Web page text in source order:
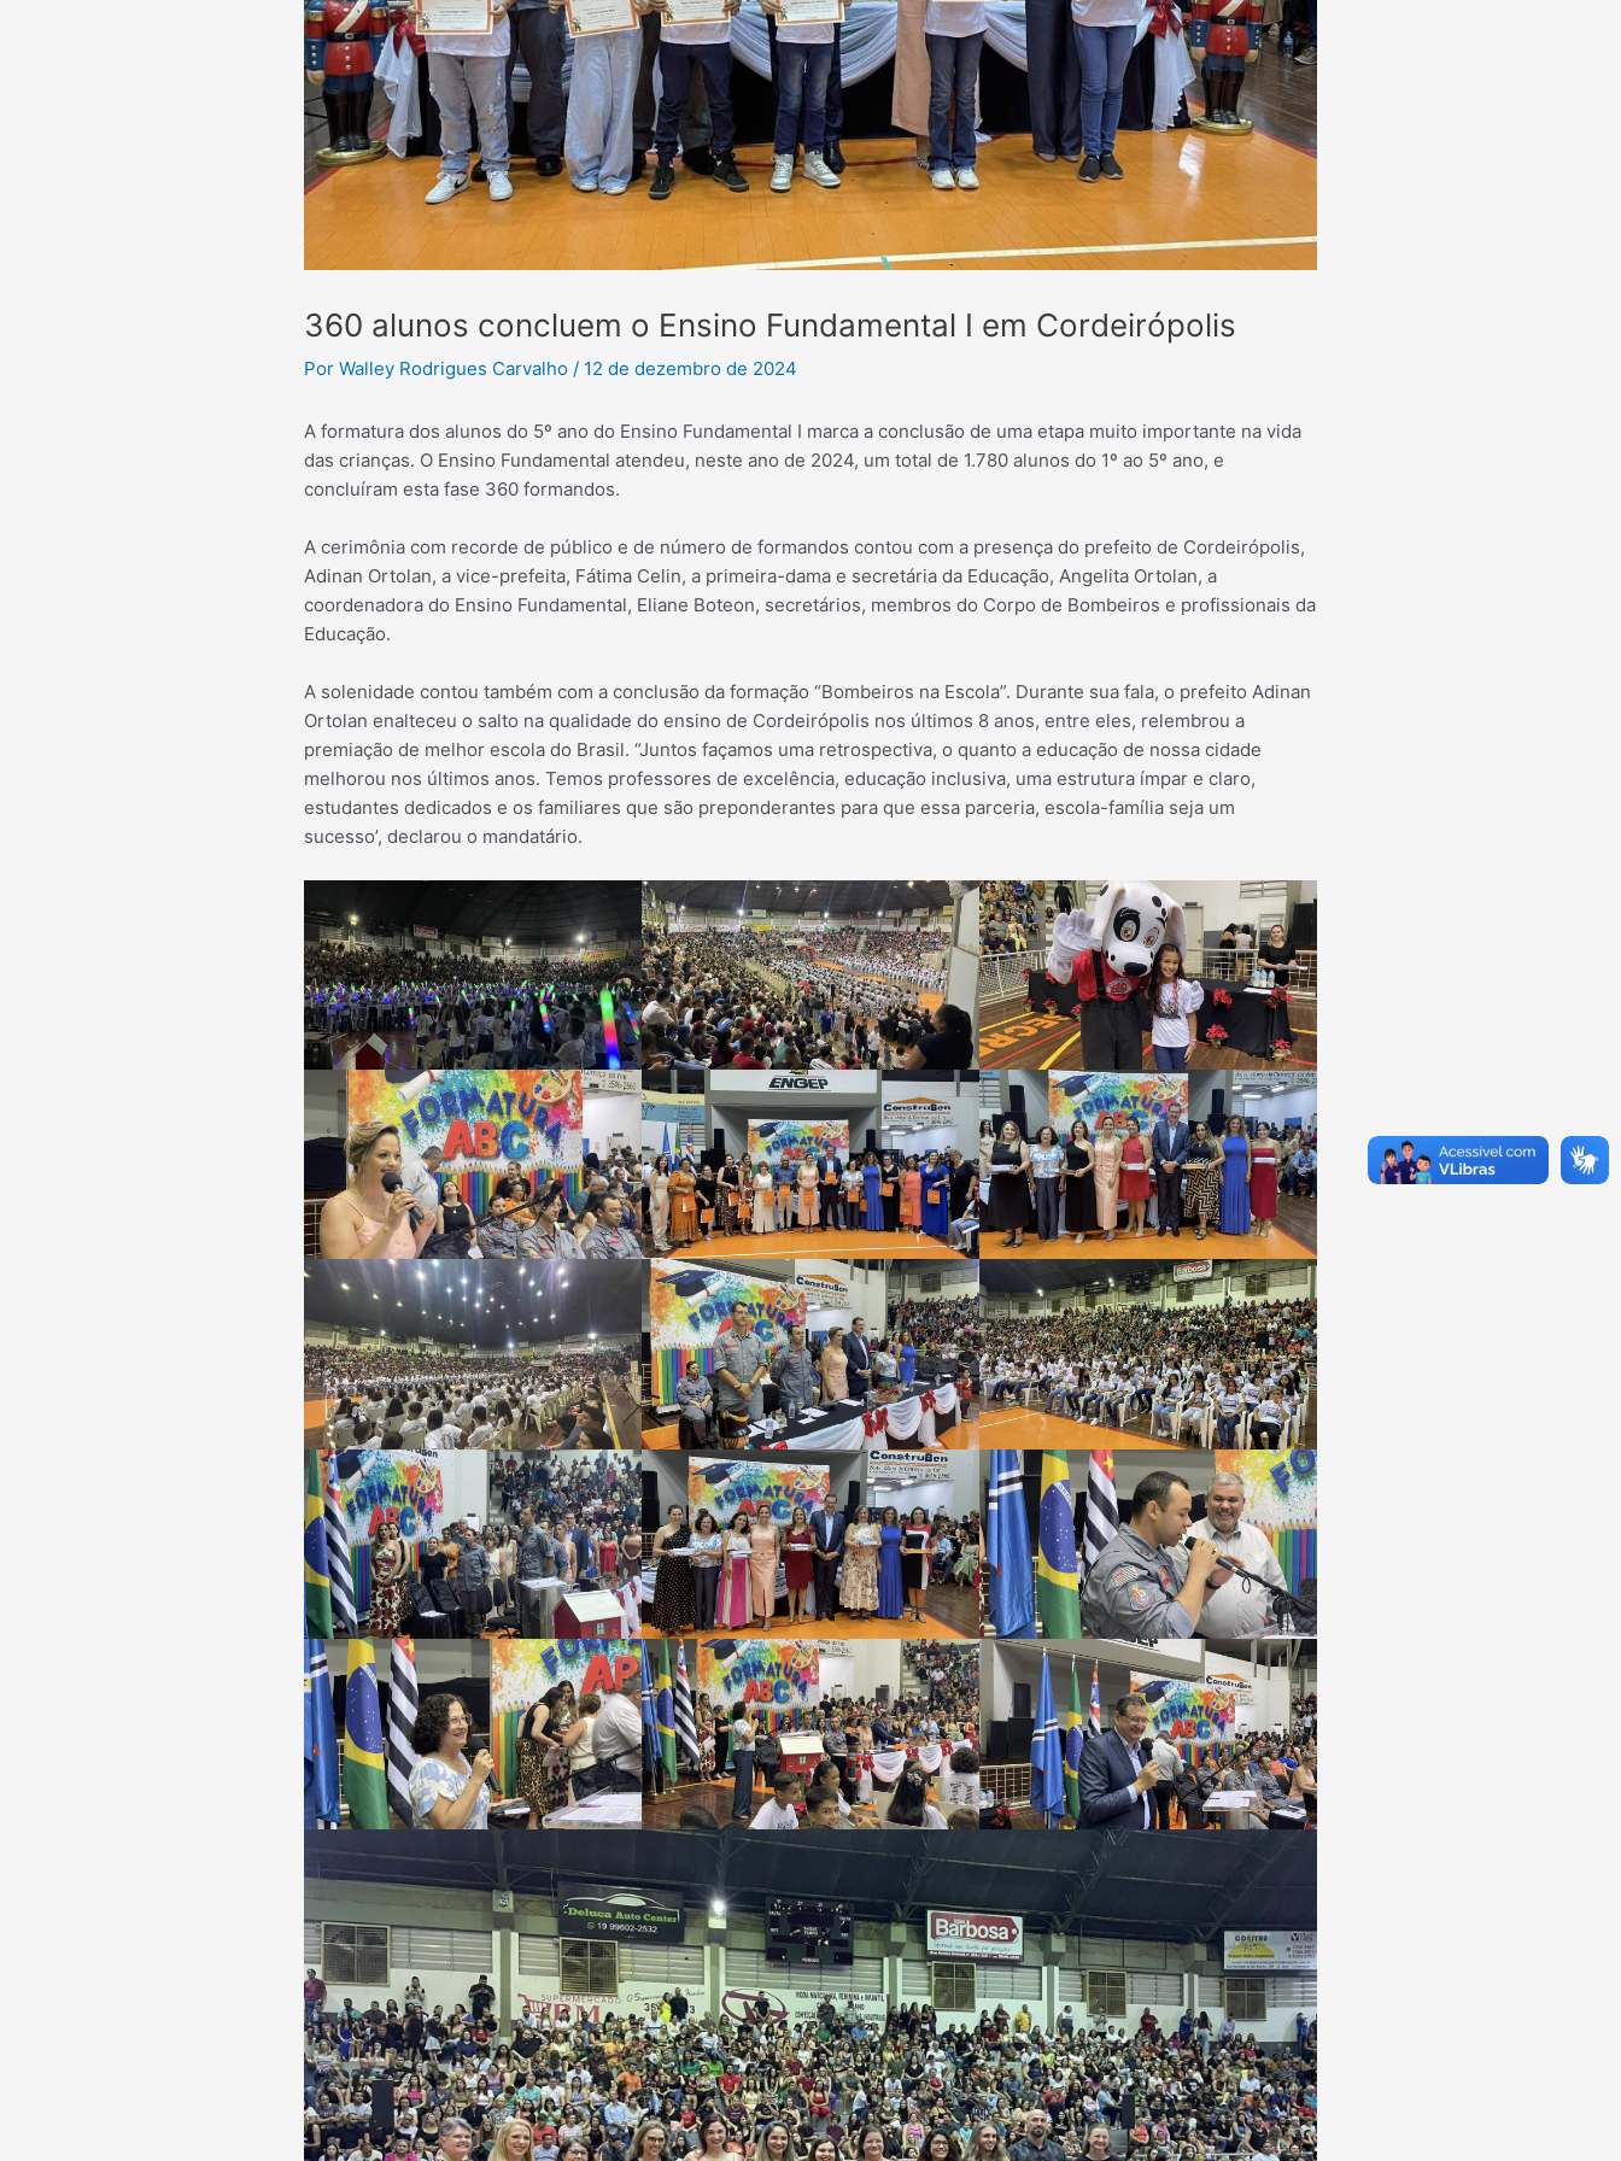
360 alunos concluem o Ensino Fundamental I em Cordeirópolis
Por Walley Rodrigues Carvalho / 12 de dezembro de 2024
A formatura dos alunos do 5º ano do Ensino Fundamental I marca a conclusão de uma etapa muito importante na vida
das crianças. O Ensino Fundamental atendeu, neste ano de 2024, um total de 1.780 alunos do 1º ao 5º ano, e
concluíram esta fase 360 formandos.
A cerimônia com recorde de público e de número de formandos contou com a presença do prefeito de Cordeirópolis,
Adinan Ortolan, a vice-prefeita, Fátima Celin, a primeira-dama e secretária da Educação, Angelita Ortolan, a
coordenadora do Ensino Fundamental, Eliane Boteon, secretários, membros do Corpo de Bombeiros e profissionais da
Educação.
A solenidade contou também com a conclusão da formação “Bombeiros na Escola”. Durante sua fala, o prefeito Adinan
Ortolan enalteceu o salto na qualidade do ensino de Cordeirópolis nos últimos 8 anos, entre eles, relembrou a
premiação de melhor escola do Brasil. “Juntos façamos uma retrospectiva, o quanto a educação de nossa cidade
melhorou nos últimos anos. Temos professores de excelência, educação inclusiva, uma estrutura ímpar e claro,
estudantes dedicados e os familiares que são preponderantes para que essa parceria, escola-família seja um
sucesso’, declarou o mandatário.